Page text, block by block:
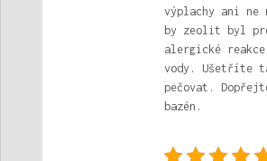
výplachy ani
by zeolit byl
alergické
vody. Ušetříte
pečovat.
bazén.